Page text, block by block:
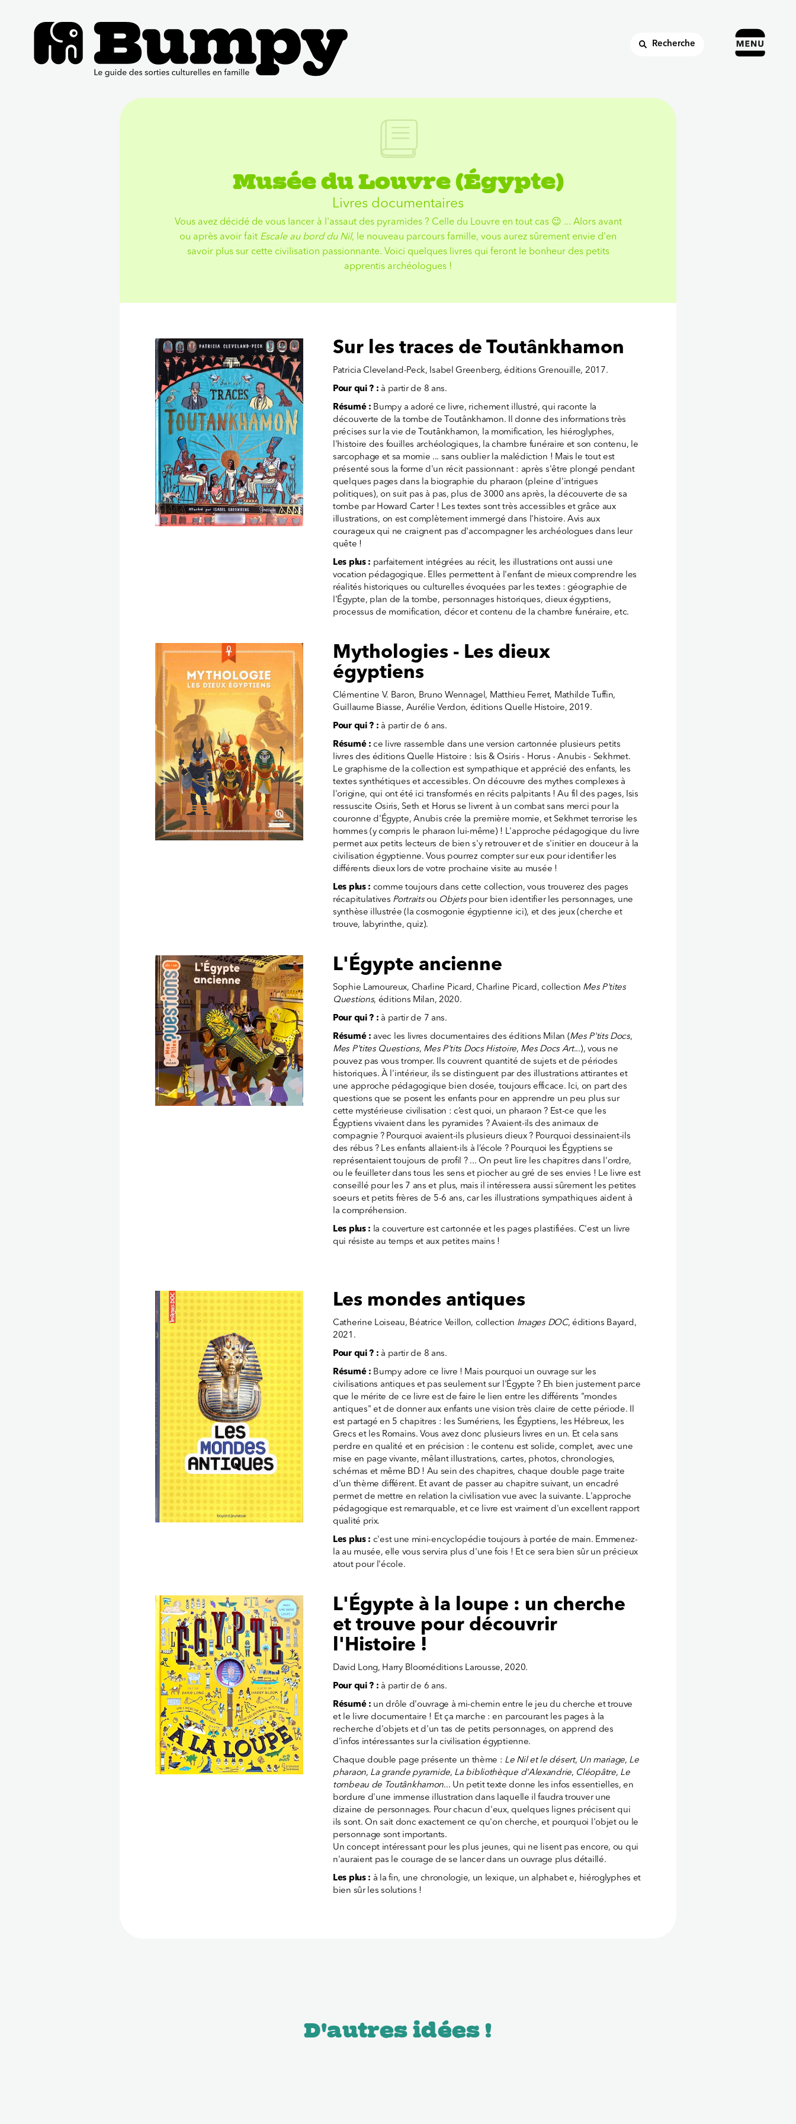
Recherche
Musée du Louvre (Égypte)
Livres documentaires
Vous avez décidé de vous lancer à l'assaut des pyramides ? Celle du Louvre en tout cas 😉 ... Alors avant
ou après avoir fait Escale au bord du Nil, le nouveau parcours famille, vous aurez sûrement envie d'en
savoir plus sur cette civilisation passionnante. Voici quelques livres qui feront le bonheur des petits
apprentis archéologues !
Sur les traces de Toutânkhamon
Patricia Cleveland-Peck, Isabel Greenberg, éditions Grenouille, 2017.
Pour qui ? : à partir de 8 ans.
Résumé : Bumpy a adoré ce livre, richement illustré, qui raconte la
découverte de la tombe de Toutânkhamon. Il donne des informations très
précises sur la vie de Toutânkhamon, la momification, les hiéroglyphes,
l'histoire des fouilles archéologiques, la chambre funéraire et son contenu, le
sarcophage et sa momie ... sans oublier la malédiction ! Mais le tout est
présenté sous la forme d'un récit passionnant : après s'être plongé pendant
quelques pages dans la biographie du pharaon (pleine d'intrigues
politiques), on suit pas à pas, plus de 3000 ans après, la découverte de sa
tombe par Howard Carter ! Les textes sont très accessibles et grâce aux
illustrations, on est complètement immergé dans l'histoire. Avis aux
courageux qui ne craignent pas d'accompagner les archéologues dans leur
quête !
Les plus : parfaitement intégrées au récit, les illustrations ont aussi une
vocation pédagogique. Elles permettent à l'enfant de mieux comprendre les
réalités historiques ou culturelles évoquées par les textes : géographie de
l'Égypte, plan de la tombe, personnages historiques, dieux égyptiens,
processus de momification, décor et contenu de la chambre funéraire, etc.
Mythologies - Les dieux
égyptiens
Clémentine V. Baron, Bruno Wennagel, Matthieu Ferret, Mathilde Tuffin,
Guillaume Biasse, Aurélie Verdon, éditions Quelle Histoire, 2019.
Pour qui ? : à partir de 6 ans.
Résumé :ce livre rassemble dans une version cartonnée plusieurs petits
livres des éditions Quelle Histoire : Isis & Osiris - Horus - Anubis - Sekhmet.
Le graphisme de la collection est sympathique et apprécié des enfants, les
textes synthétiques et accessibles. On découvre des mythes complexes à
l'origine, qui ont été ici transformés en récits palpitants ! Au fil des pages, Isis
ressuscite Osiris, Seth et Horus se livrent à un combat sans merci pour la
couronne d'Égypte, Anubis crée la première momie, et Sekhmet terrorise les
hommes (y compris le pharaon lui-même) ! L'approche pédagogique du livre
permet aux petits lecteurs de bien s'y retrouver et de s'initier en douceur à la
civilisation égyptienne. Vous pourrez compter sur eux pour identifier les
différents dieux lors de votre prochaine visite au musée !
Les plus : comme toujours dans cette collection, vous trouverez des pages
récapitulatives Portraitsou Objetspour bien identifier les personnages, une
synthèse illustrée (la cosmogonie égyptienne ici), et des jeux (cherche et
trouve, labyrinthe, quiz).
L'Égypte ancienne
Sophie Lamoureux, Charline Picard, Charline Picard, collection Mes P'tites
Questions, éditions Milan, 2020.
Pour qui ? : à partir de 7 ans.
Résumé : avec les livres documentaires des éditions Milan (Mes P'tits Docs,
Mes P'tites Questions, Mes P'tits Docs Histoire, Mes Docs Art...), vous ne
pouvez pas vous tromper. Ils couvrent quantité de sujets et de périodes
historiques. À l'intérieur, ils se distinguent par des illustrations attirantes et
une approche pédagogique bien dosée, toujours efficace. Ici, on part des
questions que se posent les enfants pour en apprendre un peu plus sur
cette mystérieuse civilisation : c’est quoi, un pharaon ? Est-ce que les
Égyptiens vivaient dans les pyramides ? Avaient-ils des animaux de
compagnie ? Pourquoi avaient-ils plusieurs dieux ? Pourquoi dessinaient-ils
des rébus ? Les enfants allaient-ils à l’école ? Pourquoi les Égyptiens se
représentaient toujours de profil ? ... On peut lire les chapitres dans l'ordre,
ou le feuilleter dans tous les sens et piocher au gré de ses envies ! Le livre est
conseillé pour les 7 ans et plus, mais il intéressera aussi sûrement les petites
soeurs et petits frères de 5-6 ans, car les illustrations sympathiques aident à
la compréhension.
Les plus : la couverture est cartonnée et les pages plastifiées. C'est un livre
qui résiste au temps et aux petites mains !
Les mondes antiques
Catherine Loiseau, Béatrice Veillon, collection Images DOC, éditions Bayard,
2021.
Pour qui ? : à partir de 8 ans.
Résumé : Bumpy adore ce livre ! Mais pourquoi un ouvrage sur les
civilisations antiques et pas seulement sur l'Égypte ? Eh bien justement parce
que le mérite de ce livre est de faire le lien entre les différents "mondes
antiques" et de donner aux enfants une vision très claire de cette période. Il
est partagé en 5 chapitres : les Sumériens, les Égyptiens, les Hébreux, les
Grecs et les Romains. Vous avez donc plusieurs livres en un. Et cela sans
perdre en qualité et en précision : le contenu est solide, complet, avec une
mise en page vivante, mêlant illustrations, cartes, photos, chronologies,
schémas et même BD ! Au sein des chapitres, chaque double page traite
d'un thème différent. Et avant de passer au chapitre suivant, un encadré
permet de mettre en relation la civilisation vue avec la suivante. L'approche
pédagogique est remarquable, et ce livre est vraiment d'un excellent rapport
qualité prix.
Les plus : c'est une mini-encyclopédie toujours à portée de main. Emmenez-
la au musée, elle vous servira plus d'une fois ! Et ce sera bien sûr un précieux
atout pour l'école.
L'Égypte à la loupe : un cherche
et trouve pour découvrir
l'Histoire !
David Long, Harry Blooméditions Larousse, 2020.
Pour qui ? : à partir de 6 ans.
Résumé : un drôle d'ouvrage à mi-chemin entre le jeu du cherche et trouve
et le livre documentaire ! Et ça marche : en parcourant les pages à la
recherche d'objets et d'un tas de petits personnages, on apprend des
d'infos intéressantes sur la civilisation égyptienne.
Chaque double page présente un thème : Le Nil et le désert, Un mariage, Le
pharaon, La grande pyramide, La bibliothèque d'Alexandrie, Cléopâtre, Le
tombeau de Toutânkhamon... Un petit texte donne les infos essentielles, en
bordure d'une immense illustration dans laquelle il faudra trouver une
dizaine de personnages. Pour chacun d'eux, quelques lignes précisent qui
ils sont. On sait donc exactement ce qu'on cherche, et pourquoi l'objet ou le
personnage sont importants.
Un concept intéressant pour les plus jeunes, qui ne lisent pas encore, ou qui
n'auraient pas le courage de se lancer dans un ouvrage plus détaillé.
Les plus : à la fin, une chronologie, un lexique, un alphabet e, hiéroglyphes et
bien sûr les solutions !
D'autres idées !